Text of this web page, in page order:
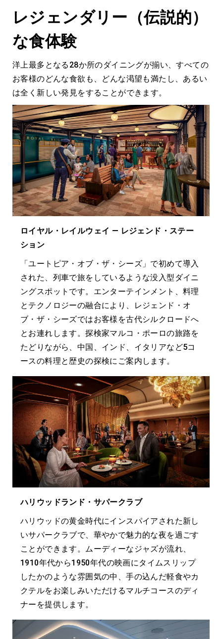
レジェンダリー（伝説的）
な食体験
洋上最多となる28か所のダイニングが揃い、すべての
お客様のどんな食欲も、どんな渇望も満たし、あるい
は全く新しい発見をすることができます。
ロイヤル・レイルウェイ ― レジェンド・ステー
ション
「ユートピア・オブ・ザ・シーズ」で初めて導入
された、列車で旅をしているような没入型ダイニ
ングスポットです。エンターテインメント、料理
とテクノロジーの融合により、レジェンド・オ
ブ・ザ・シーズではお客様を古代シルクロードへ
とお連れします。探検家マルコ・ポーロの旅路を
たどりながら、中国、インド、イタリアなど5コ
ースの料理と歴史の探検にご案内します。
ハリウッドランド・サパークラブ
ハリウッドの黄金時代にインスパイアされた新し
いサパークラブで、華やかで魅力的な夜を過ごす
ことができます。ムーディーなジャズが流れ、
1910年代から1950年代の映画にタイムスリップ
したかのような雰囲気の中、手の込んだ軽食やカ
クテルをお楽しみいただけるマルチコースのディ
ナーを提供します。